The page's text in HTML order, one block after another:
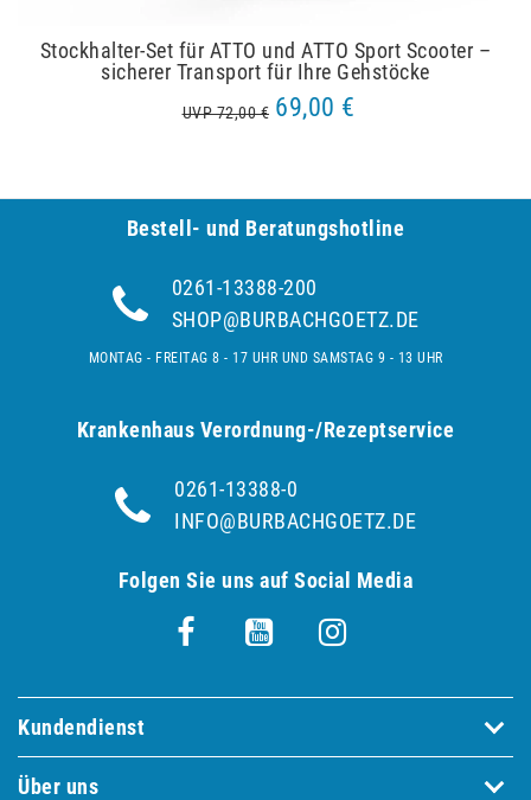
Stockhalter-Set für ATTO und ATTO Sport Scooter –
sicherer Transport für Ihre Gehstöcke
UVP 72,00 € 69,00 €
Bestell- und Be­ra­tungs­hot­line
0261-13388-200
SHOP@BURBACHGOETZ.DE
MONTAG - FREITAG 8 - 17 UHR UND SAMSTAG 9 - 13 UHR
Krankenhaus Verordnung-/Rezeptservice
0261-13388-0
INFO@BURBACHGOETZ.DE
Folgen Sie uns auf Social Media
Kundendienst
Über uns